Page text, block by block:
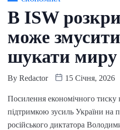
В ISW
може
шукати миру
By Redactor 15 Січня, 2026
Посилення економічного тиску
підтримкою зусиль України на
російського диктатора